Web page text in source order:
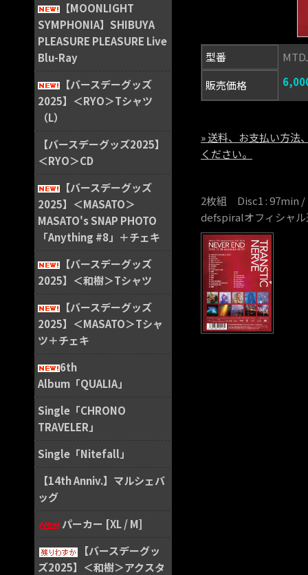
【MOONLIGHT
SYMPHONIA】SHIBUYA
PLEASURE PLEASURE Live
Blu-Ray
【バースデーグッズ
2025】＜RYO＞Tシャツ
（L）
【バースデーグッズ2025】
＜RYO＞CD
【バースデーグッズ
2025】＜MASATO＞
MASATO's SNAP PHOTO
「Anything #8」＋チェキ
【バースデーグッズ
2025】＜和樹＞Tシャツ
【バースデーグッズ
2025】＜MASATO＞Tシャ
ツ＋チェキ
6th
Album「QUALIA」
Single「CHRONO
TRAVELER」
Single「Nitefall」
【14th Anniv.】マルシェバ
ッグ
パーカー [XL / M]
【バースデーグッ
ズ2025】＜和樹＞アクスタ
型番
販売価格
» 送料、お支払い方法
ください。
2枚組 Disc1 : 97min /
defspiralオフィシャル